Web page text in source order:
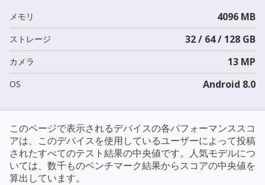
メモリ 4096 MB
ストレージ 32 / 64 / 128 GB
カメラ 13 MP
OS Android 8.0
このページで表示されるデバイスの各パフォーマンススコ
アは、このデバイスを使用しているユーザーによって投稿
されたすべてのテスト結果の中央値です。人気モデルにつ
いては、数千ものベンチマーク結果からスコアの中央値を
算出しています。